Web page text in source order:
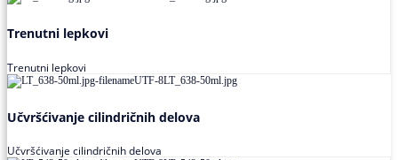
Trenutni lepkovi
Trenutni lepkovi
Učvršćivanje cilindričnih delova
Učvršćivanje cilindričnih delova